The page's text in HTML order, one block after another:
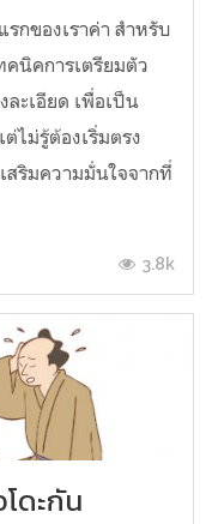
กของเราค่า สำหรับ
คนิคการเตรียมตัว
ละเอียด เพื่อเป็น
ไม่รู้ต้องเริ่มตรง
สริมความมั่นใจจากที่
3.8k
ดะกัน